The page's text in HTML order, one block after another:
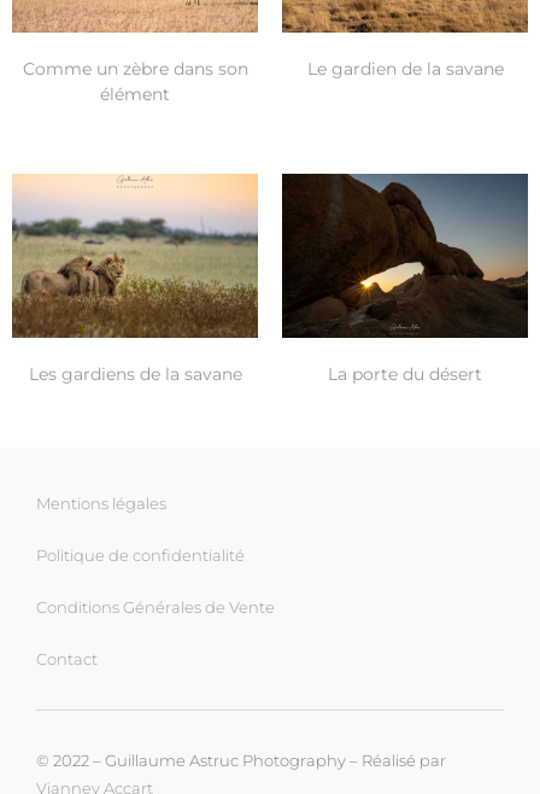
Comme un zèbre dans son
élément
Le gardien de la savane
Les gardiens de la savane La porte du désert
Mentions légales
Politique de confidentialité
Conditions Générales de Vente
Contact
© 2022 – Guillaume Astruc Photography – Réalisé par
Vianney Accart